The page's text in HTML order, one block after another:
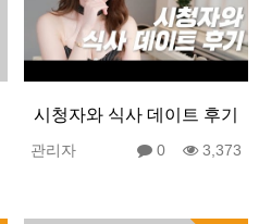
시청자와 식사 데이트 후기
관리자 0 3,373